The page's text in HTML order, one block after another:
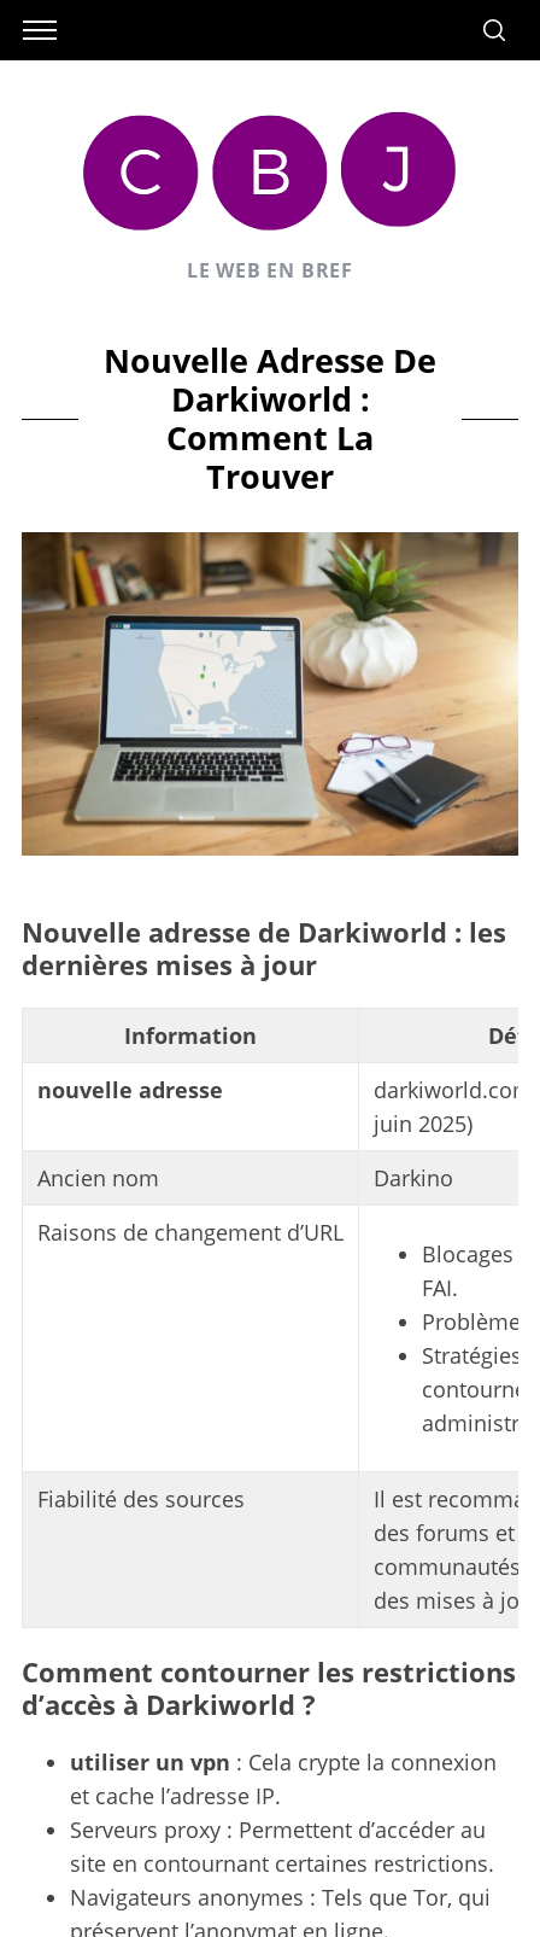
LE WEB EN BREF
Nouvelle Adresse De
Darkiworld :
Comment La
Trouver
Nouvelle adresse de Darkiworld : les
dernières mises à jour
Information
nouvelle adresse
darkiworld.com
juin 2025)
Ancien nom
Darkino
Raisons de changement d’URL
Blocages
FAI.
Problèmes
Stratégies
Fiabilité des sources
Il est
des forums et
communautés
des mises à
Comment contourner les restrictions
d’accès à Darkiworld ?
utiliser un vpn : Cela crypte la connexion
et cache l’adresse IP.
Serveurs proxy : Permettent d’accéder au
site en contournant certaines restrictions.
Navigateurs anonymes : Tels que Tor, qui
préservent l’anonymat en ligne.